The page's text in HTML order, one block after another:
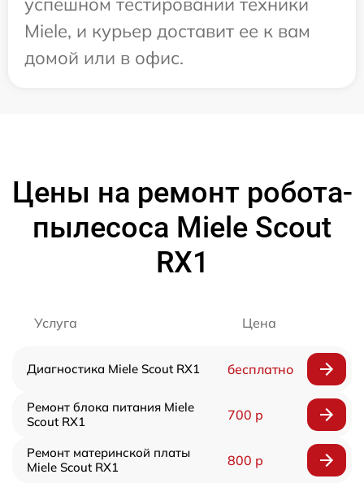
Miele, и курьер доставит ее к вам
домой или в офис.
Цены на ремонт робота-
пылесоса Miele Scout
RX1
Услуга Цена
Диагностика Miele Scout RX1 бесплатно
Ремонт блока питания Miele
Scout RX1
700 р
Ремонт материнской платы
Miele Scout RX1
800 р